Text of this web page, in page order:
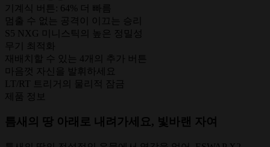
기계식 버튼: 64% 더 빠름
멈출 수 없는 공격이 이끄는 승리
S5 NXG 미니스틱의 높은 정밀성
무기 최적화
재배치할 수 있는 4개의 추가 버튼
마음껏 자신을 발휘하세요
LT/RT 트리거의 물리적 잠금
제품 정보
틈새의 땅 아래로 내려가세요, 빛바랜 자여